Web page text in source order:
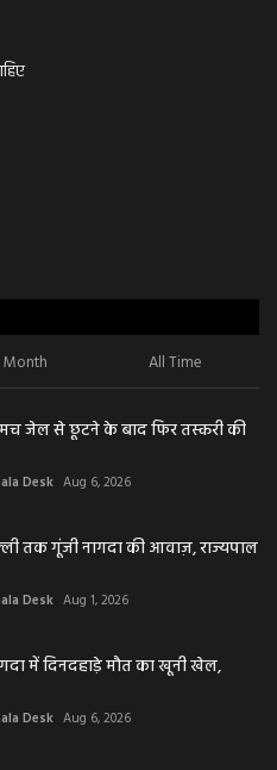
Month All Time
जेल से छूटने के बाद फिर तस्करी की
Desk Aug 6, 2026
तक गूंजी नागदा की आवाज़, राज्यपाल
Desk Aug 1, 2026
में दिनदहाड़े मौत का खूनी खेल,
Desk Aug 6, 2026